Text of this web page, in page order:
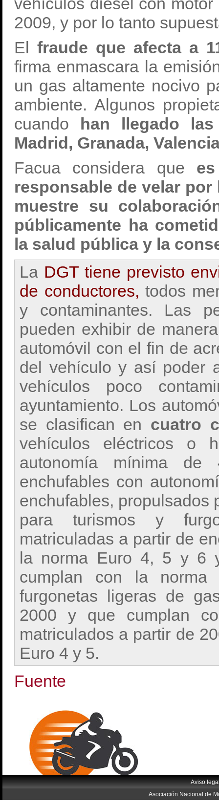
2009, y por lo tanto
El fraude que afecta a
firma enmascara la
un gas altamente nocivo
ambiente. Algunos
cuando han llegado
Madrid, Granada,
Facua considera que
responsable de velar
muestre su
públicamente ha
la salud pública y la
La DGT tiene previsto
de conductores,todos
y contaminantes. Las
pueden exhibir de
automóvil con el fin de
del vehículo y así poder
vehículos poco
ayuntamiento. Los
se clasifican en cuatro
vehículos eléctricos o
autonomía mínima
enchufables con
enchufables,
para turismos y
matriculadas a partir de
la norma Euro 4, 5 y 6
cumplan con la
furgonetas ligeras de
2000 y que cumplan
matriculados a partir de
Euro 4 y 5.
Fuente
Aviso
Asociación Nacional de